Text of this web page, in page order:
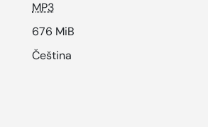
MP3
676 MiB
Čeština